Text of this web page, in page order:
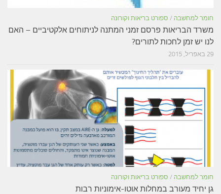
חומר למחשבה / ספורט בריאות וקורונה
משרד הבריאות פרסם זמני המתנה לניתוחים אלקטיביים – האם
לנו יש זמן לחכות לתורים?
29 באפריל, 2015
חומר למחשבה / ספורט בריאות וקורונה
גן יחיד מעורב במחלות אוטו-אימוניות רבות